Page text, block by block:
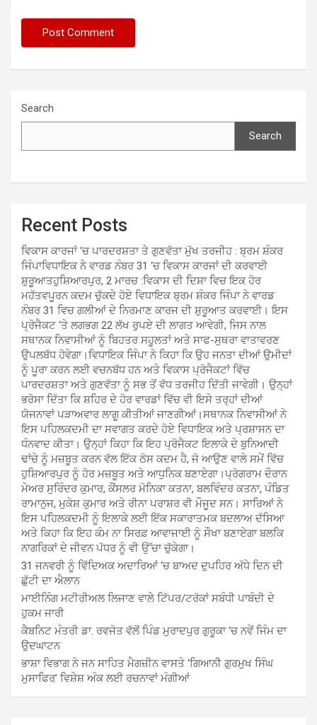
Search
Search
Recent Posts
ਵਿਕਾਸ ਕਾਰਜਾਂ ‘ਚ ਪਾਰਦਰਸ਼ਤਾ ਤੇ ਗੁਣਵੱਤਾ ਮੁੱਖ ਤਰਜੀਹ : ਬ੍ਰਮ ਸ਼ੰਕਰ
ਜਿੰਪਾਵਿਧਾਇਕ ਨੇ ਵਾਰਡ ਨੰਬਰ 31 ‘ਚ ਵਿਕਾਸ ਕਾਰਜਾਂ ਦੀ ਕਰਵਾਈ
ਸ਼ੁਰੂਆਤਹੁਸ਼ਿਆਰਪੁਰ, 2 ਮਾਰਚ :ਵਿਕਾਸ ਦੀ ਦਿਸ਼ਾ ਵਿਚ ਇਕ ਹੋਰ
ਮਹੱਤਵਪੂਰਨ ਕਦਮ ਚੁੱਕਦੇ ਹੋਏ ਵਿਧਾਇਕ ਬ੍ਰਮ ਸ਼ੰਕਰ ਜਿੰਪਾ ਨੇ ਵਾਰਡ
ਨੰਬਰ 31 ਵਿਚ ਗਲੀਆਂ ਦੇ ਨਿਰਮਾਣ ਕਾਰਜ ਦੀ ਸ਼ੁਰੂਆਤ ਕਰਵਾਈ। ਇਸ
ਪ੍ਰੋਜੈਕਟ ‘ਤੇ ਲਗਭਗ 22 ਲੱਖ ਰੁਪਏ ਦੀ ਲਾਗਤ ਆਵੇਗੀ, ਜਿਸ ਨਾਲ
ਸਥਾਨਕ ਨਿਵਾਸੀਆਂ ਨੂੰ ਬਿਹਤਰ ਸਹੂਲਤਾਂ ਅਤੇ ਸਾਫ-ਸੁਥਰਾ ਵਾਤਾਵਰਣ
ਉਪਲਬੱਧ ਹੋਵੇਗਾ।ਵਿਧਾਇਕ ਜਿੰਪਾ ਨੇ ਕਿਹਾ ਕਿ ਉਹ ਜਨਤਾ ਦੀਆਂ ਉਮੀਦਾਂ
ਨੂੰ ਪੂਰਾ ਕਰਨ ਲਈ ਵਚਨਬੱਧ ਹਨ ਅਤੇ ਵਿਕਾਸ ਪ੍ਰੋਜੈਕਟਾਂ ਵਿੱਚ
ਪਾਰਦਰਸ਼ਤਾ ਅਤੇ ਗੁਣਵੱਤਾ ਨੂੰ ਸਭ ਤੋਂ ਵੱਧ ਤਰਜੀਹ ਦਿੱਤੀ ਜਾਵੇਗੀ। ਉਨ੍ਹਾਂ
ਭਰੋਸਾ ਦਿੱਤਾ ਕਿ ਸ਼ਹਿਰ ਦੇ ਹੋਰ ਵਾਰਡਾਂ ਵਿੱਚ ਵੀ ਇਸੇ ਤਰ੍ਹਾਂ ਦੀਆਂ
ਯੋਜਨਾਵਾਂ ਪੜਾਅਵਾਰ ਲਾਗੂ ਕੀਤੀਆਂ ਜਾਣਗੀਆਂ।ਸਥਾਨਕ ਨਿਵਾਸੀਆਂ ਨੇ
ਇਸ ਪਹਿਲਕਦਮੀ ਦਾ ਸਵਾਗਤ ਕਰਦੇ ਹੋਏ ਵਿਧਾਇਕ ਅਤੇ ਪ੍ਰਸ਼ਾਸਨ ਦਾ
ਧੰਨਵਾਦ ਕੀਤਾ। ਉਨ੍ਹਾਂ ਕਿਹਾ ਕਿ ਇਹ ਪ੍ਰੋਜੈਕਟ ਇਲਾਕੇ ਦੇ ਬੁਨਿਆਦੀ
ਢਾਂਚੇ ਨੂੰ ਮਜ਼ਬੂਤ ਕਰਨ ਵੱਲ ਇੱਕ ਠੋਸ ਕਦਮ ਹੈ, ਜੋ ਆਉਣ ਵਾਲੇ ਸਮੇਂ ਵਿੱਚ
ਹੁਸ਼ਿਆਰਪੁਰ ਨੂੰ ਹੋਰ ਮਜ਼ਬੂਤ ਅਤੇ ਆਧੁਨਿਕ ਬਣਾਏਗਾ।ਪ੍ਰੋਗਰਾਮ ਦੌਰਾਨ
ਮੇਅਰ ਸੁਰਿੰਦਰ ਕੁਮਾਰ, ਕੌਂਸਲਰ ਮੋਨਿਕਾ ਕਤਨਾ, ਬਲਵਿੰਦਰ ਕਤਨਾ, ਪੰਡਿਤ
ਰਾਮਾਨੁਜ, ਮੁਕੇਸ਼ ਕੁਮਾਰ ਅਤੇ ਰੀਨਾ ਪਰਾਸ਼ਰ ਵੀ ਮੌਜੂਦ ਸਨ। ਸਾਰਿਆਂ ਨੇ
ਇਸ ਪਹਿਲਕਦਮੀ ਨੂੰ ਇਲਾਕੇ ਲਈ ਇੱਕ ਸਕਾਰਾਤਮਕ ਬਦਲਾਅ ਦੱਸਿਆ
ਅਤੇ ਕਿਹਾ ਕਿ ਇਹ ਕੰਮ ਨਾ ਸਿਰਫ਼ ਆਵਾਜਾਈ ਨੂੰ ਸੌਖਾ ਬਣਾਏਗਾ ਬਲਕਿ
ਨਾਗਰਿਕਾਂ ਦੇ ਜੀਵਨ ਪੱਧਰ ਨੂੰ ਵੀ ਉੱਚਾ ਚੁੱਕੇਗਾ।
31 ਜਨਵਰੀ ਨੂੰ ਵਿੱਦਿਅਕ ਅਦਾਰਿਆਂ ‘ਚ ਬਾਅਦ ਦੁਪਹਿਰ ਅੱਧੇ ਦਿਨ ਦੀ
ਛੁੱਟੀ ਦਾ ਐਲਾਨ
ਮਾਈਨਿੰਗ ਮਟੀਰੀਅਲ ਲਿਜਾਣ ਵਾਲੇ ਟਿੱਪਰ/ਟਰੱਕਾਂ ਸਬੰਧੀ ਪਾਬੰਦੀ ਦੇ
ਹੁਕਮ ਜਾਰੀ
ਕੈਬਨਿਟ ਮੰਤਰੀ ਡਾ. ਰਵਜੋਤ ਵੱਲੋਂ ਪਿੰਡ ਮੁਰਾਦਪੁਰ ਗੁਰੂਕਾ ‘ਚ ਨਵੇਂ ਜਿੰਮ ਦਾ
ਉਦਘਾਟਨ
ਭਾਸ਼ਾ ਵਿਭਾਗ ਨੇ ਜਨ ਸਾਹਿਤ ਮੈਗਜ਼ੀਨ ਵਾਸਤੇ ‘ਗਿਆਨੀ ਗੁਰਮੁਖ ਸਿੰਘ
ਮੁਸਾਫਿਰ’ ਵਿਸ਼ੇਸ਼ ਅੰਕ ਲਈ ਰਚਨਾਵਾਂ ਮੰਗੀਆਂ